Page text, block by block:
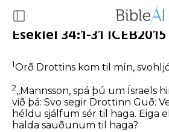
Esekíel 34:1-31
1Orð Drottins kom til mín,
2,,Mannsson, spá þú um Ísraels
við þá: Svo segir Drottinn Guð:
héldu sjálfum sér til haga. Eiga
halda sauðunum til haga?